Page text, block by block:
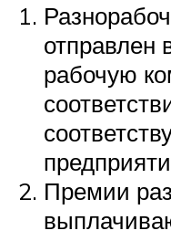
отправлен
рабочую
Премии